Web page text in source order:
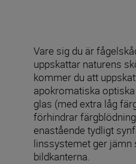
Vare sig du är
uppskattar naturens
kommer du att
apokromatiska
glas (med extra låg
förhindrar
enastående tydligt
linssystemet ger jämn
bildkanterna.